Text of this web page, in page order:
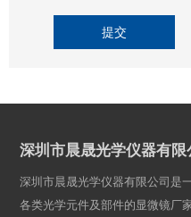
提交
深圳市晨晟光学仪器有限
深圳市晨晟光学仪器有限公司是
各类光学元件及部件的显微镜厂家